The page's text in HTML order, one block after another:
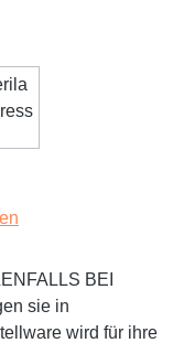
BEI
sie in
wird für ihre